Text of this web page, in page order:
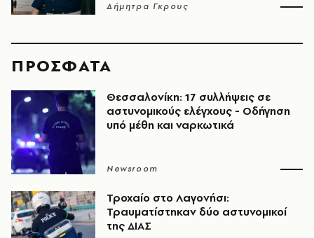
Δήμητρα Γκρους
ΠΡΟΣΦΑΤΑ
Θεσσαλονίκη: 17 συλλήψεις σε
αστυνομικούς ελέγχους - Οδήγηση
υπό μέθη και ναρκωτικά
Newsroom
Τροχαίο στο Λαγονήσι:
Τραυματίστηκαν δύο αστυνομικοί
της ΔΙΑΣ